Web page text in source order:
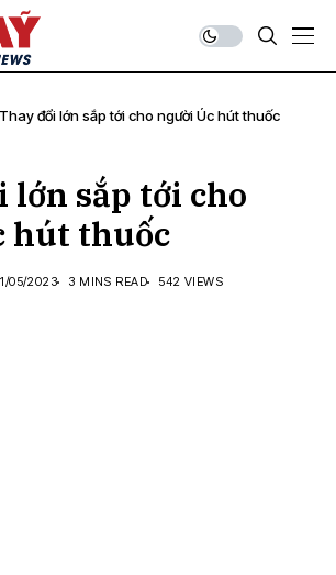
Thay đổi lớn sắp tới cho người Úc hút thuốc
lớn sắp tới cho
hút thuốc
05/2023 3 MINS READ 542 VIEWS